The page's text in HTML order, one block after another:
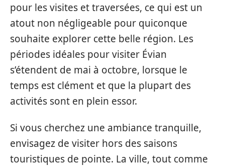
pour les visites et traversées, ce qui est un
atout non négligeable pour quiconque
souhaite explorer cette belle région. Les
périodes idéales pour visiter Évian
s’étendent de mai à octobre, lorsque le
temps est clément et que la plupart des
activités sont en plein essor.
Si vous cherchez une ambiance tranquille,
envisagez de visiter hors des saisons
touristiques de pointe. La ville, tout comme